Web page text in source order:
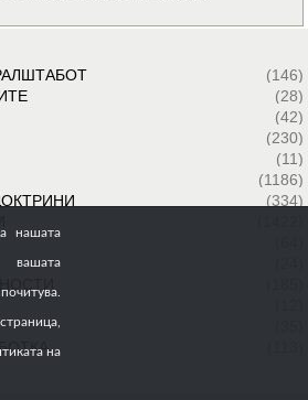
(146)
(28)
(42)
(230)
(11)
(1186)
(334)
нашата
вашата
на